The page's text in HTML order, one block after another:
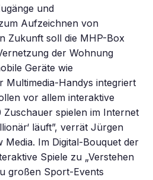
und
Aufzeichnen von
Zukunft soll die MHP-Box
der Wohnung
Geräte wie
Multimedia-Handys integriert
vor allem interaktive
Zuschauer spielen im Internet
läuft”, verrät Jürgen
Media. Im Digital-Bouquet der
Spiele zu „Verstehen
großen Sport-Events